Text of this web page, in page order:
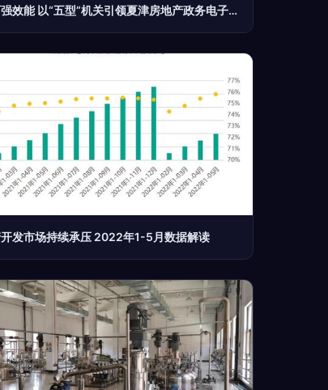
筑基石强效能 以“五型”机关引领夏津房地产政务电子化新风
开发市场持续承压 2022年1-5月数据解读